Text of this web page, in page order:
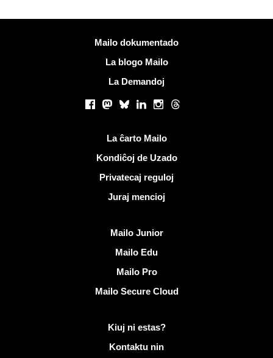
Mailo dokumentado
La blogo Mailo
La Demandoj
Facebook
Mastodon
BlueskyLinkedInInstagram
Threads
La ĉarto Mailo
Kondiĉoj de Uzado
Privatecaj reguloj
Juraj mencioj
Mailo Junior
Mailo Edu
Mailo Pro
Mailo Secure Cloud
Pliaj informoj pri MailoKiuj ni estas?
Kontaktu nin